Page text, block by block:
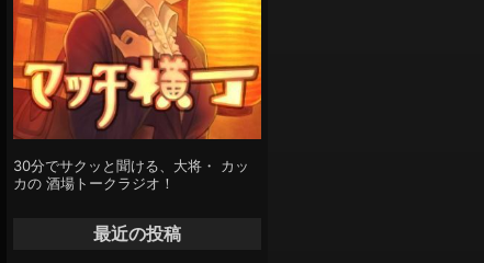
30分でサクッと聞ける、大将・ カッ
カの 酒場トークラジオ！
最近の投稿